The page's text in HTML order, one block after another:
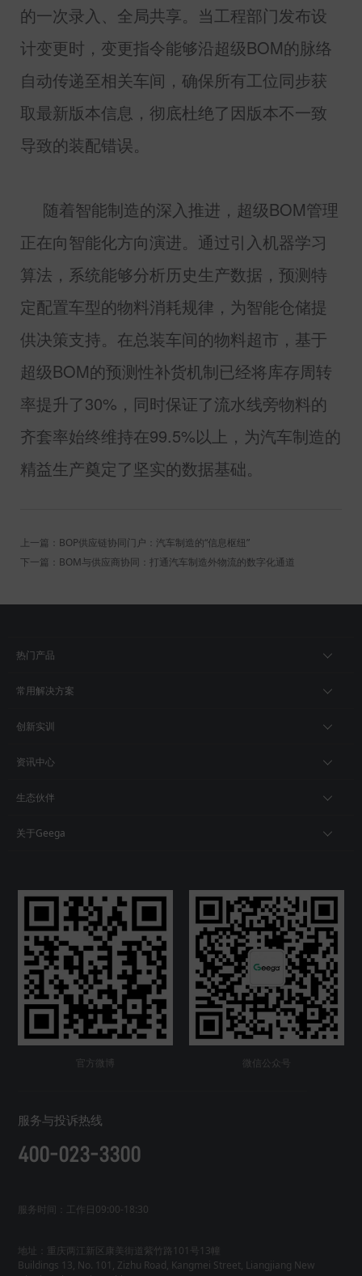
的一次录入、全局共享。当工程部门发布设
计变更时，变更指令能够沿超级BOM的脉络
自动传递至相关车间，确保所有工位同步获
取最新版本信息，彻底杜绝了因版本不一致
导致的装配错误。
随着智能制造的深入推进，超级BOM管理
正在向智能化方向演进。通过引入机器学习
算法，系统能够分析历史生产数据，预测特
定配置车型的物料消耗规律，为智能仓储提
供决策支持。在总装车间的物料超市，基于
超级BOM的预测性补货机制已经将库存周转
率提升了30% ，同时保证了流水线旁物料的
齐套率始终维持在99.5%以上，为汽车制造的
精益生产奠定了坚实的数据基础。
上一篇：BOP供应链协同门户：汽车制造的“信息枢纽”
下一篇：BOM与供应商协同：打通汽车制造外物流的数字化通道
热门产品
常用解决方案
创新实训
资讯中心
生态伙伴
关于Geega
官方微博 微信公众号
服务与投诉热线
400-023-3300
服务时间：工作日09:00-18:30
地址：重庆两江新区康美街道紫竹路101号13幢
Buildings 13, No. 101, Zizhu Road, Kangmei Street, Liangjiang New